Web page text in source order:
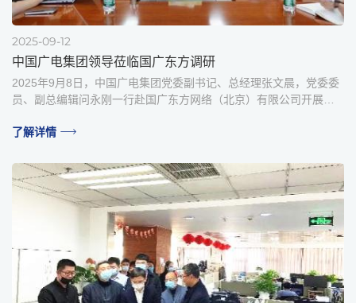
2025-09-12
中国广电集团领导莅临国广东方调研
2025年9月8日，中国广电集团党委副书记、总经理张文晨，党委委
员、副总编辑问永刚一行赴国广东方网络（北京）有限公司开展调
了解详情